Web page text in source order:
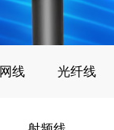
网线 光纤线